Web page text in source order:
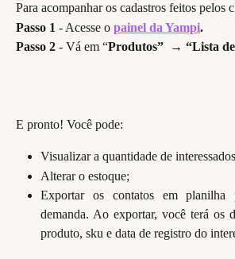
Para acompanhar os cadastros feitos pelos
Passo 1 - Acesse o painel da Yampi.
Passo 2 - Vá em “Produtos” → “Lista
E pronto! Você pode:
Visualizar a quantidade de
Alterar o estoque;
Exportar os contatos em planilha
demanda. Ao exportar, você terá os
produto, sku e data de registro do